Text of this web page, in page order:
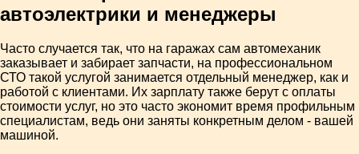
автоэлектрики и менеджеры
Часто случается так, что на гаражах сам автомеханик
заказывает и забирает запчасти, на профессиональном
СТО такой услугой занимается отдельный менеджер, как и
работой с клиентами. Их зарплату также берут с оплаты
стоимости услуг, но это часто экономит время профильным
специалистам, ведь они заняты конкретным делом - вашей
машиной.